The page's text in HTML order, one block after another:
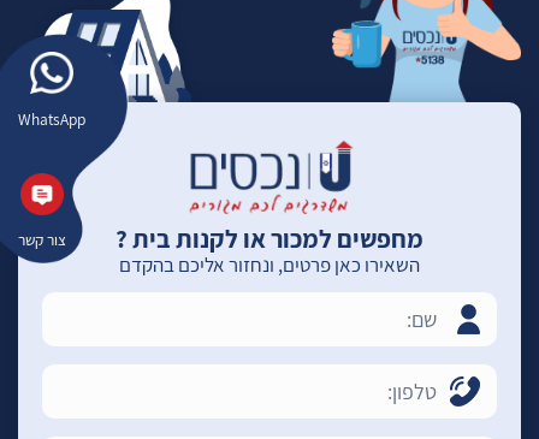
WhatsApp
צור קשר מחפשים למכור או לקנות בית ?
השאירו כאן פרטים, ונחזור אליכם בהקדם